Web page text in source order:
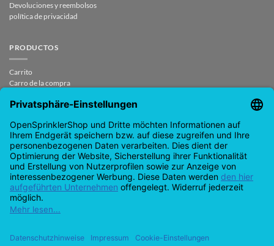
Devoluciones y reembolsos
política de privacidad
PRODUCTOS
Carrito
Carro de la compra
CONTACTO
SUPPORT@OPENSPRINKLERSHOP.DE
support@opensprinklershop.de
07254-4045434
Help Desk
Configuración de cookies
Google Pay